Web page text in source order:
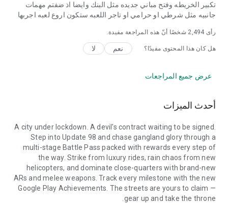
تكبير الخريطه وفتح مباني جديده مثل البنك وايضا اذ ضفتم مهمات
جانبيه مثل شرطي او حرامي او تاجر اللعبه ستكون اروع لعبه اجربها
رأى 2,494 شخصًا أنّ هذه المراجعة مفيدة.
هل كان هذا المحتوى مفيدًا؟ نعم لا
عرض جميع المراجعات
أحدث الميزات
A city under lockdown. A devil's contract waiting to be signed.
Step into Update 98 and chase gangland glory through a
multi-stage Battle Pass packed with rewards every step of
the way. Strike from luxury rides, rain chaos from new
helicopters, and dominate close-quarters with brand-new
ARs and melee weapons. Track every milestone with the new
Google Play Achievements. The streets are yours to claim —
gear up and take the throne.